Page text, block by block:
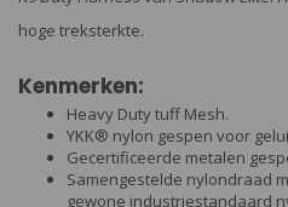
hoge treksterkte.
Kenmerken:
Heavy Duty tuff Mesh.
YKK® nylon gespen voor
Gecertificeerde metalen
Samengestelde nylondraad
gewone industriestandaard